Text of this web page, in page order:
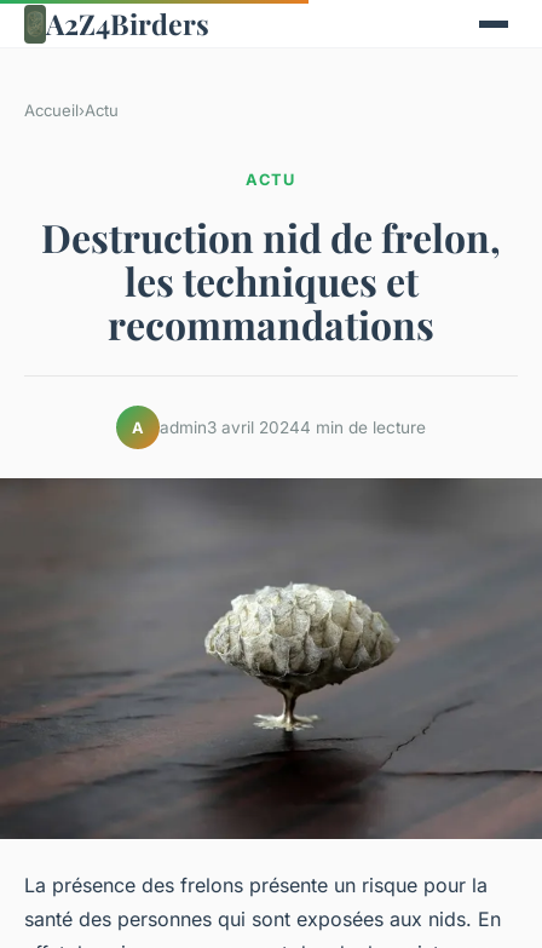
A2Z4Birders
Accueil›Actu
ACTU
Destruction nid de frelon,
les techniques et
recommandations
A admin3 avril 20244 min de lecture
La présence des frelons présente un risque pour la
santé des personnes qui sont exposées aux nids. En